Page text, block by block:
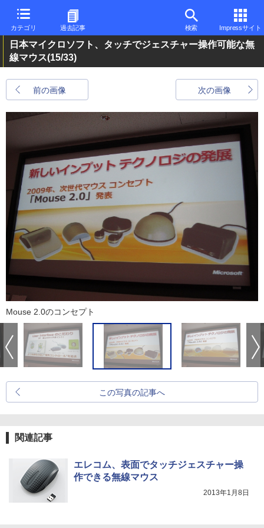
カテゴリ 過去記事 検索 Impressサイト
日本マイクロソフト、タッチでジェスチャー操作可能な無
線マウス(15/33)
前の画像 次の画像
Mouse 2.0のコンセプト
この写真の記事へ
関連記事
エレコム、表面でタッチジェスチャー操
作できる無線マウス
2013年1月8日